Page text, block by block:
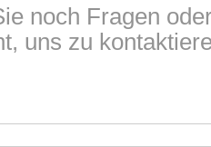
noch Fragen
uns zu